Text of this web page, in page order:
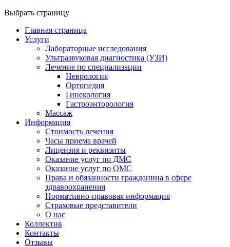
Выбрать страницу
Главная страница
Услуги
Лабораторные исследования
Ультразвуковая диагностика (УЗИ)
Лечение по специализации
Неврология
Ортопедия
Гинекология
Гастроэнторология
Массаж
Информация
Стоимость лечения
Часы приема врачей
Лицензия и реквизиты
Оказание услуг по ДМС
Оказание услуг по ОМС
Права и обязанности гражданина в сфере
здравоохранения
Нормативно-правовая информация
Страховые представители
О нас
Коллектив
Контакты
Отзывы